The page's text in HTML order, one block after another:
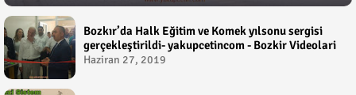
Bozkır’da Halk Eğitim ve Komek yılsonu sergisi
gerçekleştirildi- yakupcetincom - Bozkir Videolari
Haziran 27, 2019